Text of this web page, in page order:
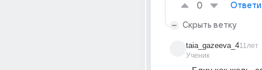
0
Скрыть ветку
taia_gazeeva_4
Ученик
11лет